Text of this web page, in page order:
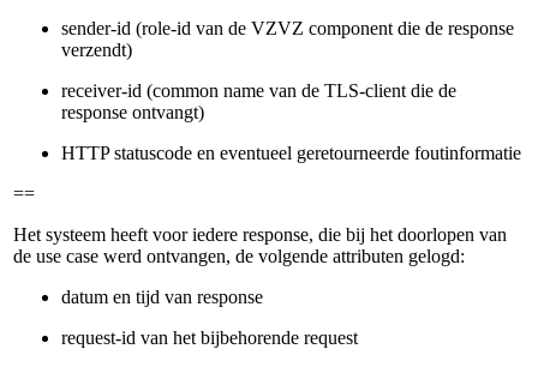
sender-id (role-id van de VZVZ component die de response
verzendt)
receiver-id (common name van de TLS-client die de
response ontvangt)
HTTP statuscode en eventueel geretourneerde foutinformatie
==
Het systeem heeft voor iedere response, die bij het doorlopen van
de use case werd ontvangen, de volgende attributen gelogd:
datum en tijd van response
request-id van het bijbehorende request